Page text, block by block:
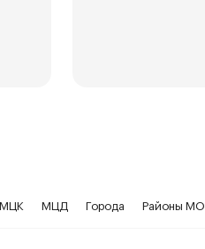
МЦК МЦД Города Районы МО